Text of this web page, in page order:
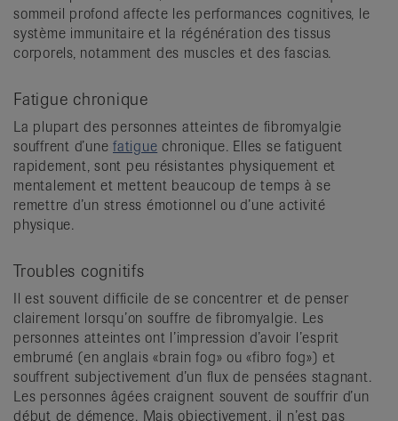
sommeil profond affecte les performances cognitives, le
système immunitaire et la régénération des tissus
corporels, notamment des muscles et des fascias.
Fatigue chronique
La plupart des personnes atteintes de fibromyalgie
souffrent d’une fatigue chronique. Elles se fatiguent
rapidement, sont peu résistantes physiquement et
mentalement et mettent beaucoup de temps à se
remettre d’un stress émotionnel ou d’une activité
physique.
Troubles cognitifs
Il est souvent difficile de se concentrer et de penser
clairement lorsqu’on souffre de fibromyalgie. Les
personnes atteintes ont l’impression d’avoir l’esprit
embrumé (en anglais «brain fog» ou «fibro fog») et
souffrent subjectivement d’un flux de pensées stagnant.
Les personnes âgées craignent souvent de souffrir d’un
début de démence. Mais objectivement, il n’est pas